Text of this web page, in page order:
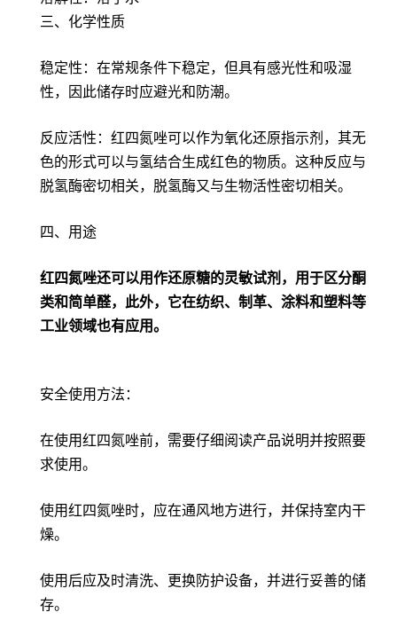
三、化学性质
稳定性：在常规条件下稳定，但具有感光性和吸湿
性，因此储存时应避光和防潮。
反应活性：红四氮唑可以作为氧化还原指示剂，其无
色的形式可以与氢结合生成红色的物质。这种反应与
脱氢酶密切相关，脱氢酶又与生物活性密切相关。
四、用途
红四氮唑还可以用作还原糖的灵敏试剂，用于区分酮
类和简单醛，此外，它在纺织、制革、涂料和塑料等
工业领域也有应用。
安全使用方法：
在使用红四氮唑前，需要仔细阅读产品说明并按照要
求使用。
使用红四氮唑时，应在通风地方进行，并保持室内干
燥。
使用后应及时清洗、更换防护设备，并进行妥善的储
存。